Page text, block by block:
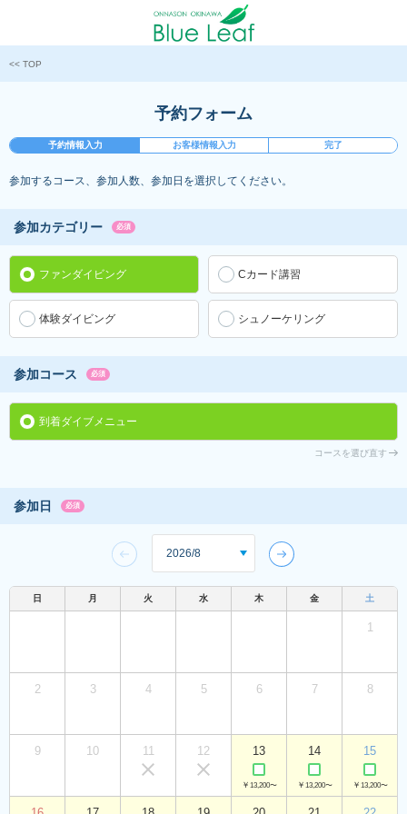
<< TOP
予約フォーム
予約情報入力 お客様情報入力 完了
参加するコース、参加人数、参加日を選択してください。
参加カテゴリー 必須
ファンダイビング Cカード講習
体験ダイビング シュノーケリング
参加コース 必須
到着ダイブメニュー
コースを選び直す
参加日 必須
日 月 火 水 木 金 土
1
2 3 4 5 6 7 8
9 10 11 12 13
￥13,200〜
14
￥13,200〜
15
￥13,200〜